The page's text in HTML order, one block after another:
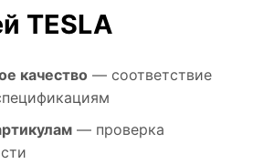
TESLA
качество — соответствие
— проверка